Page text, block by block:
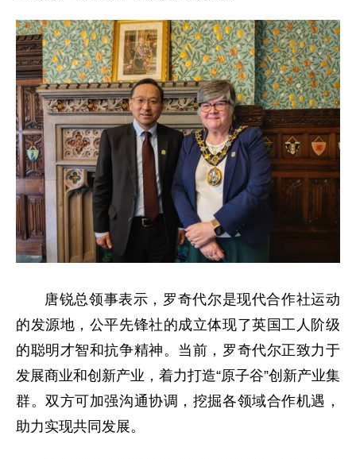
唐锐总领事表示，罗奇代尔是现代合作社运动
的发源地，公平先锋社的成立体现了英国工人阶级
的聪明才智和抗争精神。当前，罗奇代尔正致力于
发展商业和创新产业，着力打造“原子谷”创新产业集
群。双方可加强沟通协调，挖掘各领域合作机遇，
助力实现共同发展。